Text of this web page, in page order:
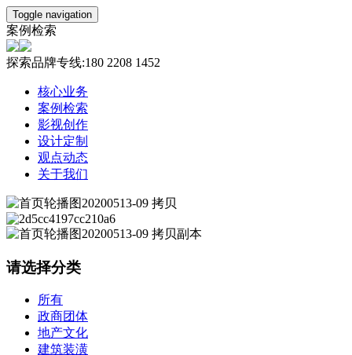
Toggle navigation
案例检索
探索品牌专线:180 2208 1452
核心业务
案例检索
影视创作
设计定制
观点动态
关于我们
请选择分类
所有
政商团体
地产文化
建筑装潢